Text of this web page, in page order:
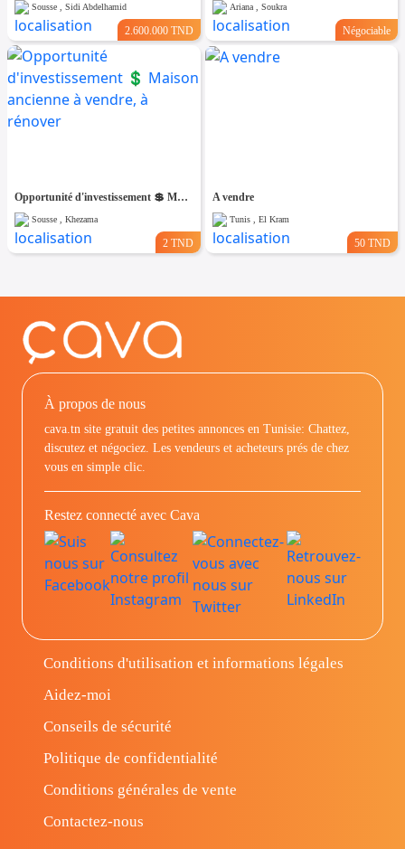
Sousse , Sidi Abdelhamid
2.600.000 TND
Ariana , Soukra
Négociable
Opportunité d'investissement 💲 Maison ancienne à vendre, à rénover
Sousse , Khezama
2 TND
A vendre
Tunis , El Kram
50 TND
À propos de nous
cava.tn site gratuit des petites annonces en Tunisie: Chattez,
discutez et négociez. Les vendeurs et acheteurs prés de chez
vous en simple clic.
Restez connecté avec Cava
Conditions d'utilisation et informations légales
Aidez-moi
Conseils de sécurité
Politique de confidentialité
Conditions générales de vente
Contactez-nous